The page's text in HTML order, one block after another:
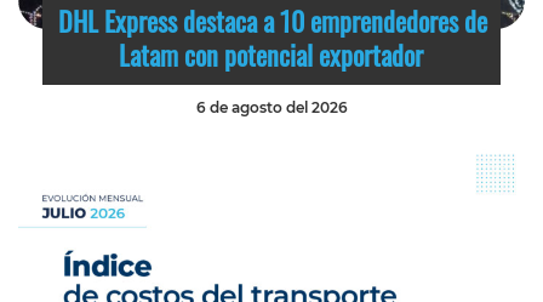
DHL Express destaca a 10 emprendedores de
Latam con potencial exportador
6 de agosto del 2026